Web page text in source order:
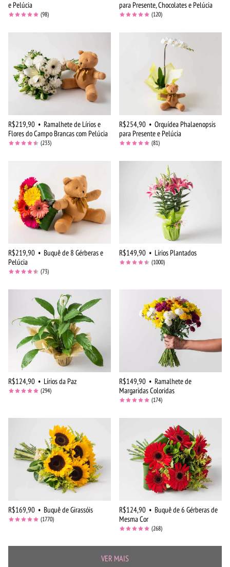
e Pelúcia
(98)
para Presente, Chocolates e Pelúcia
(120)
R$219,90 • Ramalhete de Lírios e
Flores do Campo Brancas com Pelúcia
(233)
R$254,90 • Orquídea Phalaenopsis
para Presente e Pelúcia
(81)
R$219,90 • Buquê de 8 Gérberas e
Pelúcia
(73)
R$149,90 • Lírios Plantados
(1000)
R$124,90 • Lírios da Paz
(294)
R$149,90 • Ramalhete de
Margaridas Coloridas
(174)
R$169,90 • Buquê de Girassóis
(1770)
R$124,90 • Buquê de 6 Gérberas de
Mesma Cor
(268)
VER MAIS